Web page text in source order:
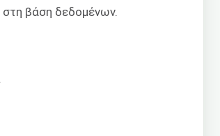
στη βάση δεδομένων.